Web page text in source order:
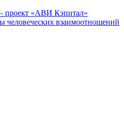
«АВИ Кэпитал»
человеческих взаимоотношений